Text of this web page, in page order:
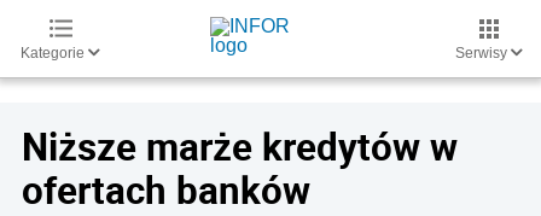
Kategorie Serwisy
Niższe marże kredytów w
ofertach banków